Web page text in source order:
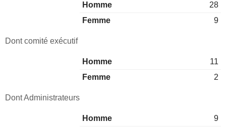
Homme
28
Femme
9
Dont comité exécutif
Homme
11
Femme
2
Dont Administrateurs
Homme
9